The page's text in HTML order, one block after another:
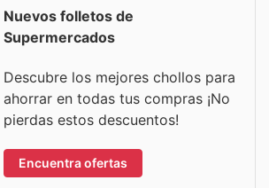
Nuevos folletos de
Supermercados
Descubre los mejores chollos para
ahorrar en todas tus compras ¡No
pierdas estos descuentos!
Encuentra ofertas